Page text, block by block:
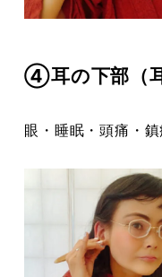
④耳の下部（
眼・睡眠・頭痛・